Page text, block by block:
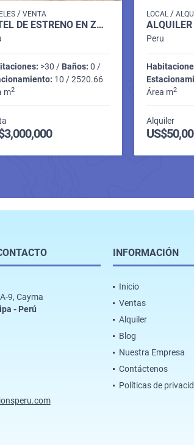
/ VENTA
HOTEL DE ESTRENO EN ZONA COMERCIAL
>30 / Baños: 0 /
10 / 2520.66
m2
LOCAL /
Peru
Área m2
Alquiler
9, Cayma
- Perú
INFORMACIÓN
Inicio
Ventas
Alquiler
Blog
Nuestra Empresa
Contáctenos
Políticas de